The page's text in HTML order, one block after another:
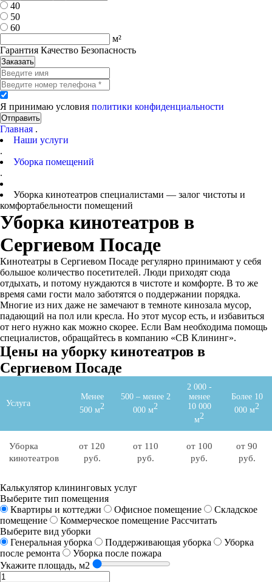
40
50
60
м²
Гарантия Качество Безопасность
Заказать
Я принимаю условия политики конфиденциальности
Отправить
Главная .
Наши услуги
.
Уборка помещений
.
Уборка кинотеатров специалистами — залог чистоты и
комфортабельности помещений
Уборка кинотеатров в
Сергиевом Посаде
Кинотеатры в Сергиевом Посаде регулярно принимают у себя
большое количество посетителей. Люди приходят сюда
отдыхать, и потому нуждаются в чистоте и комфорте. В то же
время сами гости мало заботятся о поддержании порядка.
Многие из них даже не замечают в темноте кинозала мусор,
падающий на пол или кресла. Но этот мусор есть, и избавиться
от него нужно как можно скорее. Если Вам необходима помощь
специалистов, обращайтесь в компанию «СВ Клининг».
Цены на уборку кинотеатров в
Сергиевом Посаде
Услуга
Менее
500 м2
500 – менее 2
000 м2
2 000 -
менее
10 000
м2
Более 10
000 м2
Уборка
кинотеатров
от 120
руб.
от 110
руб.
от 100
руб.
от 90
руб.
Калькулятор клининговых услуг
Выберите тип помещения
Квартиры и коттеджи
Офисное помещение
Складское
помещение
Коммерческое помещение Рассчитать
Выберите вид уборки
Генеральная уборка
Поддерживающая уборка
Уборка
после ремонта
Уборка после пожара
Укажите площадь, м2